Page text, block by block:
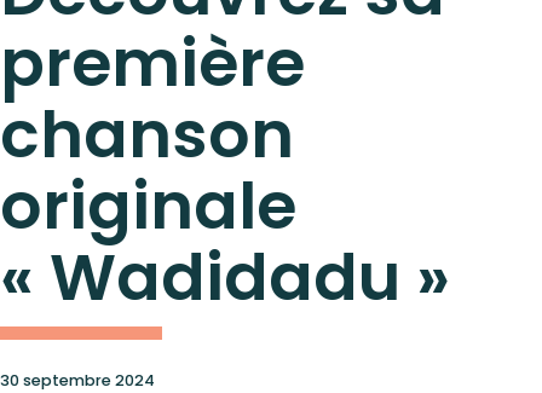
Actualités
Concerts
Catalogue
première
chanson
originale
« Wadidadu »
30 septembre 2024
Pour
envoyer vos
démos
cliquez ici